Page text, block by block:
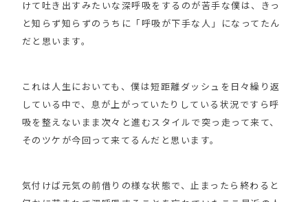
けて吐き出すみたいな深呼吸をするのが苦手な僕は、きっ
と知らず知らずのうちに「呼吸が下手な人」になってたん
だと思います。
これは人生においても、僕は短距離ダッシュを日々繰り返
している中で、息が上がっていたりしている状況ですら呼
吸を整えないまま次々と進むスタイルで突っ走って来て、
そのツケが今回って来てるんだと思います。
気付けば元気の前借りの様な状態で、止まったら終わると